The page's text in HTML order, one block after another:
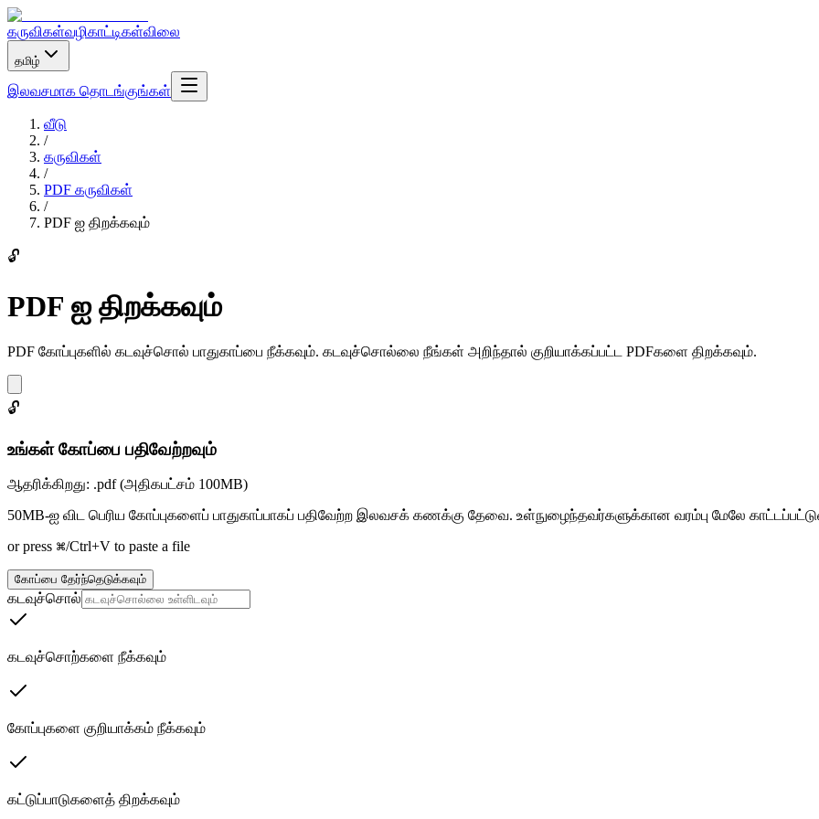
கருவிகள்வழிகாட்டிகள்விலை
தமிழ்
இலவசமாக தொடங்குங்கள்
வீடு
/
கருவிகள்
/
PDF கருவிகள்
/
PDF ஐ திறக்கவும்
🔓
PDF ஐ திறக்கவும்
PDF கோப்புகளில் கடவுச்சொல் பாதுகாப்பை நீக்கவும். கடவுச்சொல்லை நீங்கள் அறிந்தால் குறியாக்கப்பட்ட PDFகளை திறக்கவும்.
🔓
உங்கள் கோப்பை பதிவேற்றவும்
ஆதரிக்கிறது: .pdf (அதிகபட்சம் 100MB)
50MB-ஐ விட பெரிய கோப்புகளைப் பாதுகாப்பாகப் பதிவேற்ற இலவசக் கணக்கு தேவை. உள்நுழைந்தவர்களுக்கான வரம்பு மேலே
or press ⌘/Ctrl+V to paste a file
கோப்பை தேர்ந்தெடுக்கவும்
கடவுச்சொல்
கடவுச்சொற்களை நீக்கவும்
கோப்புகளை குறியாக்கம் நீக்கவும்
கட்டுப்பாடுகளைத் திறக்கவும்